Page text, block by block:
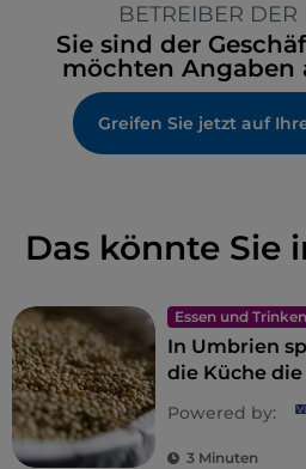
BETREIBER
Sie sind der
möchten Angaben
Das könnte Sie
Essen und Trinken
In Umbrien
die Küche die
Powered by:
3 Minuten